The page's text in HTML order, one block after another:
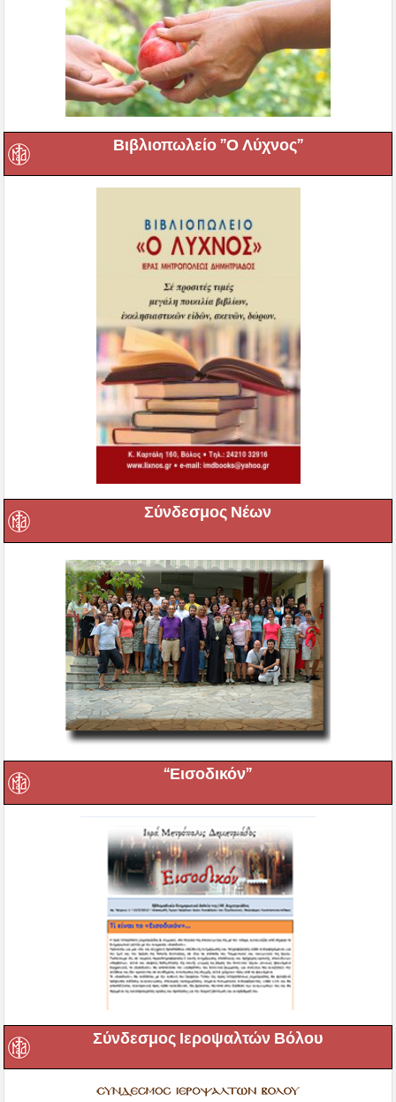
Βιβλιοπωλείο ”Ο Λύχνος”
Σύνδεσμος Νέων
“Εισοδικόν”
Σύνδεσμος Ιεροψαλτών Βόλου